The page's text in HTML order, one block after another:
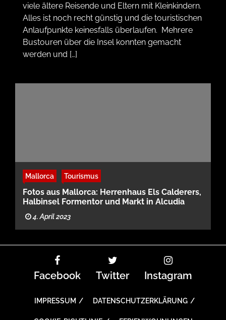
viele ältere Reisende und Eltern mit Kleinkindern.
Alles ist noch recht günstig und die touristischen
Anlaufpunkte keinesfalls überlaufen. Mehrere
Bustouren über die Insel konnten gemacht
werden und […]
Mallorca Tourismus
Fotos aus Mallorca: Herrenhaus Els Calderers,
Halbinsel Formentor und Markt in Alcudia
4. April 2023
Facebook Twitter Instagram
IMPRESSUM DATENSCHUTZERKLÄRUNG